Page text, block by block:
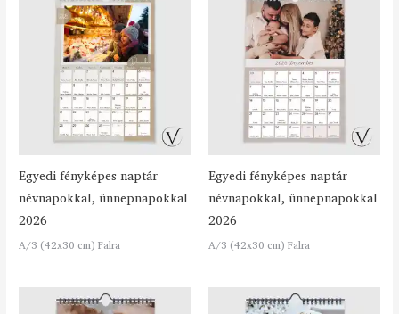
Egyedi fényképes naptár
névnapokkal, ünnepnapokkal
2026
A/3 (42x30 cm) Falra
Egyedi fényképes naptár
névnapokkal, ünnepnapokkal
2026
A/3 (42x30 cm) Falra